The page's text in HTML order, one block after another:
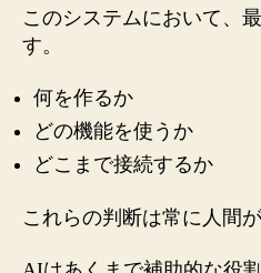
このシステムにおいて、
す。
何を作るか
どの機能を使うか
どこまで接続するか
これらの判断は常に人間が